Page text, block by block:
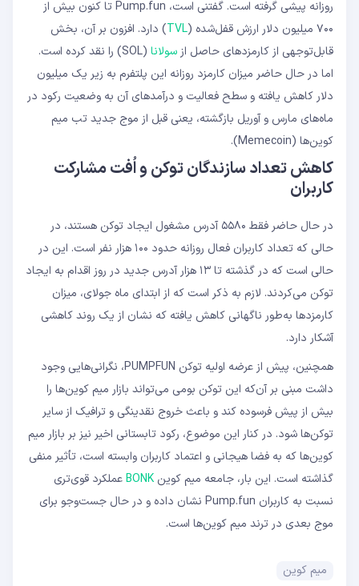
روزانه پیشی گرفته است. گفتنی است، Pump.fun تا کنون بیش از
۷۰۰ میلیون دلار ارزش قفل‌شده (
TVL) دارد. افزون بر آن، بخش
قابل‌توجهی از کارمزدهای حاصل از سولانا
(SOL) را نقد کرده است.
اما در حال حاضر میزان کارمزد روزانه این پلتفرم به زیر یک میلیون
دلار کاهش یافته و سطح فعالیت و درآمدهای آن به وضعیت رکود در
ماه‌های مارس و آوریل بازگشته، یعنی قبل از موج جدید تب میم
‌کوین‌ها (Memecoin).
کاهش تعداد سازندگان توکن و اُفت مشارکت
کاربران
در حال حاضر فقط ۵۵۸۰ آدرس مشغول ایجاد توکن هستند، در
حالی که تعداد کاربران فعال روزانه حدود ۱۰۰ هزار نفر است. این در
حالی است که در گذشته تا ۱۳ هزار آدرس جدید در روز اقدام به ایجاد
توکن می‌کردند. لازم به ذکر است که از ابتدای ماه جولای، میزان
کارمزدها به‌طور ناگهانی کاهش یافته که نشان از یک روند کاهشی
آشکار دارد.
همچنین، پیش از عرضه اولیه توکن PUMPFUN، نگرانی‌هایی وجود
داشت مبنی بر آن‌که این توکن بومی می‌تواند بازار میم‌ کوین‌ها را
بیش از پیش فرسوده کند و باعث خروج نقدینگی و ترافیک از سایر
توکن‌ها شود. در کنار این موضوع، رکود تابستانی اخیر نیز بر بازار میم
‌کوین‌ها که به فضا هیجانی و اعتماد کاربران وابسته است، تأثیر منفی
گذاشته است. این بار، جامعه میم کوین BONKعملکرد قوی‌تری
نسبت به کاربران Pump.fun نشان داده و در حال جست‌وجو برای
موج بعدی در ترند میم ‌کوین‌ها است.
میم کوین